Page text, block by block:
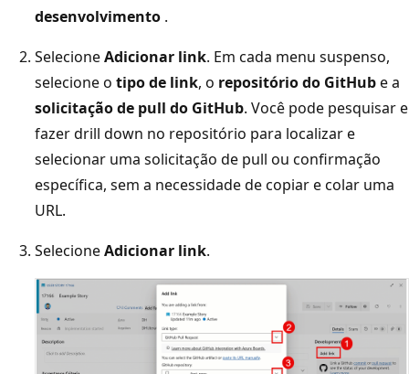
desenvolvimento .
SelecioneAdicionar link. Em cada menu suspenso,
selecione o tipo de link, o repositório do GitHube a
solicitação de pull do GitHub. Você pode pesquisar e
fazer drill down no repositório para localizar e
selecionar uma solicitação de pull ou confirmação
específica, sem a necessidade de copiar e colar uma
URL.
SelecioneAdicionar link.